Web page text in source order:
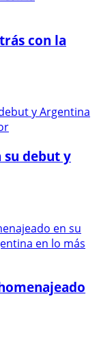
con la
su debut y